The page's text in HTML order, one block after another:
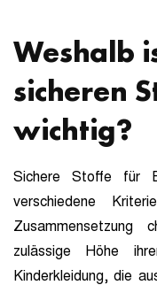
Weshalb
sicheren
wichtig?
Sichere Stoffe für
verschiedene
Zusammensetzung
zulässige Höhe
Kinderkleidung, die